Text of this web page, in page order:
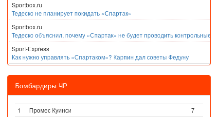
Sportbox.ru
Тедеско не планирует покидать «Спартак»
Sportbox.ru
Тедеско объяснил, почему «Спартак» не будет проводить контрольные
Sport-Express
Как нужно управлять «Спартаком»? Карпин дал советы Федуну
Бомбардиры ЧР
1 Промес Куинси
7